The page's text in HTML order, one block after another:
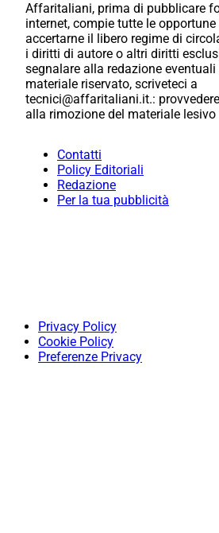
Affaritaliani, prima di pubblicare
internet, compie tutte le
accertarne il libero regime di
i diritti di autore o altri diritti
segnalare alla redazione eventuali
materiale riservato, scriveteci a
tecnici@affaritaliani.it.:
alla rimozione del materiale
Contatti
Policy Editoriali
Redazione
Per la tua pubblicità
Privacy Policy
Cookie Policy
Preferenze Privacy